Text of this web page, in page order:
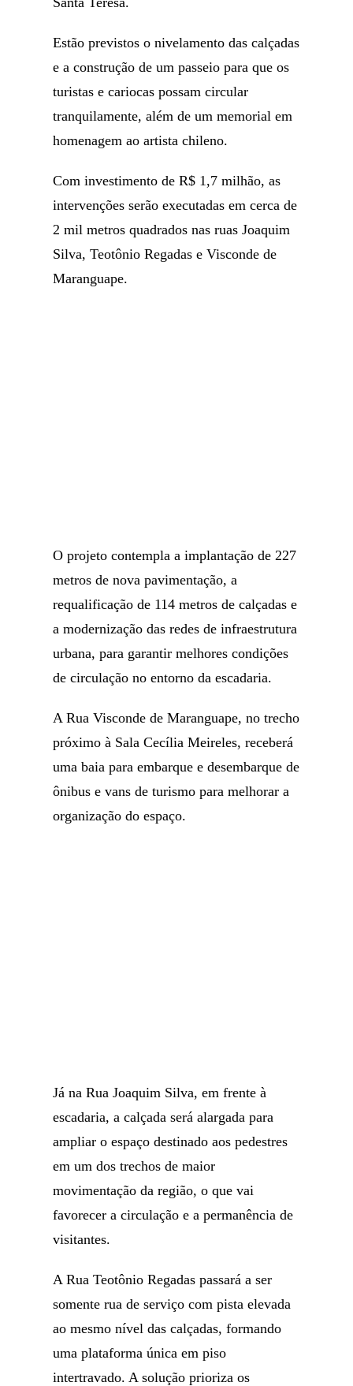
Estão previstos o nivelamento das calçadas
e a construção de um passeio para que os
turistas e cariocas possam circular
tranquilamente, além de um memorial em
homenagem ao artista chileno.
Com investimento de R$ 1,7 milhão, as
intervenções serão executadas em cerca de
2 mil metros quadrados nas ruas Joaquim
Silva, Teotônio Regadas e Visconde de
Maranguape.
O projeto contempla a implantação de 227
metros de nova pavimentação, a
requalificação de 114 metros de calçadas e
a modernização das redes de infraestrutura
urbana, para garantir melhores condições
de circulação no entorno da escadaria.
A Rua Visconde de Maranguape, no trecho
próximo à Sala Cecília Meireles, receberá
uma baia para embarque e desembarque de
ônibus e vans de turismo para melhorar a
organização do espaço.
Já na Rua Joaquim Silva, em frente à
escadaria, a calçada será alargada para
ampliar o espaço destinado aos pedestres
em um dos trechos de maior
movimentação da região, o que vai
favorecer a circulação e a permanência de
visitantes.
A Rua Teotônio Regadas passará a ser
somente rua de serviço com pista elevada
ao mesmo nível das calçadas, formando
uma plataforma única em piso
intertravado. A solução prioriza os